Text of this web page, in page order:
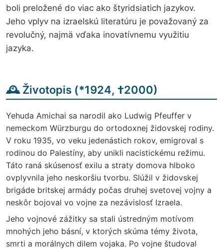
boli preložené do viac ako štyridsiatich jazykov.
Jeho vplyv na izraelskú literatúru je považovaný za
revolučný, najmä vďaka inovatívnemu využitiu
jazyka.
🕰️ Životopis (*1924, †2000)
Yehuda Amichai sa narodil ako Ludwig Pfeuffer v
nemeckom Würzburgu do ortodoxnej židovskej rodiny.
V roku 1935, vo veku jedenástich rokov, emigroval s
rodinou do Palestíny, aby unikli nacistickému režimu.
Táto raná skúsenosť exilu a straty domova hlboko
ovplyvnila jeho neskoršiu tvorbu. Slúžil v židovskej
brigáde britskej armády počas druhej svetovej vojny a
neskôr bojoval vo vojne za nezávislosť Izraela.
Jeho vojnové zážitky sa stali ústredným motívom
mnohých jeho básní, v ktorých skúma témy života,
smrti a morálnych dilem vojaka. Po vojne študoval